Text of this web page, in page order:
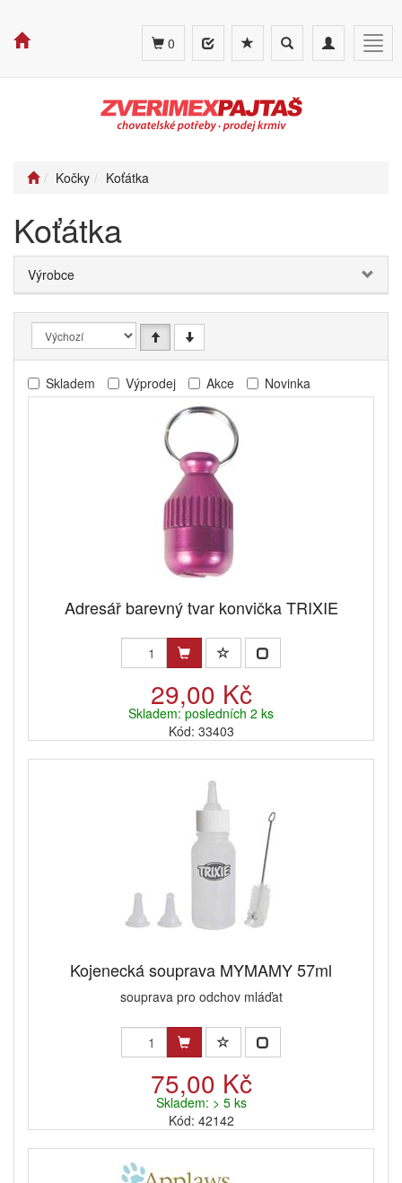
Toggle
navigation
Toggle
search
0
Kočky Koťátka
Koťátka
Výrobce
Skladem Výprodej Akce Novinka
Adresář barevný tvar konvička TRIXIE
29,00 Kč
Skladem: posledních 2 ks
Kód: 33403
Kojenecká souprava MYMAMY 57ml
souprava pro odchov mláďat
75,00 Kč
Skladem: > 5 ks
Kód: 42142